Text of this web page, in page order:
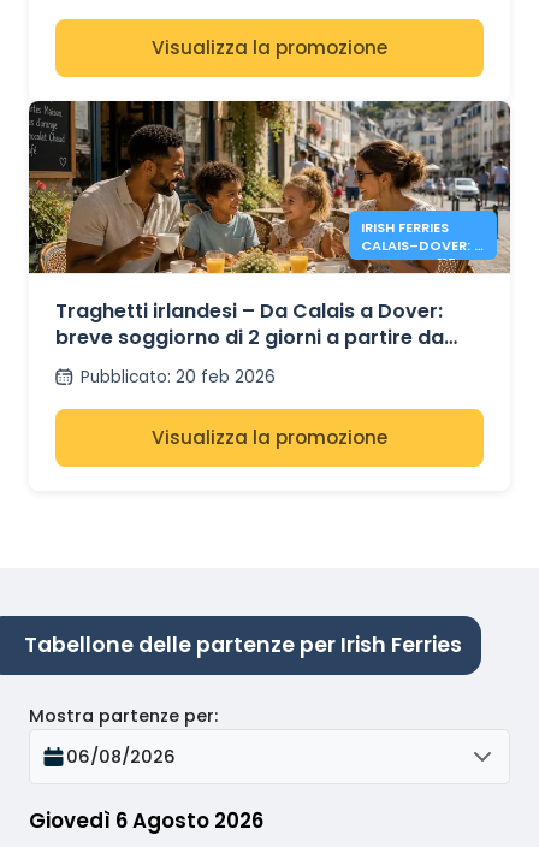
Visualizza la promozione
IRISH FERRIES
CALAIS–DOVER: 2
GIORNI DA 117€
Traghetti irlandesi – Da Calais a Dover:
breve soggiorno di 2 giorni a partire da
117€ andata e ritorno.
Pubblicato: 20 feb 2026
Visualizza la promozione
Tabellone delle partenze per Irish Ferries
Giovedì 6 Agosto 2026
Mostra partenze per:
06/08/2026